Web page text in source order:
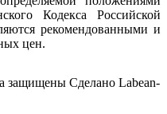
Кодекса Российской
рекомендованными и
цен.
Сделано Labean-